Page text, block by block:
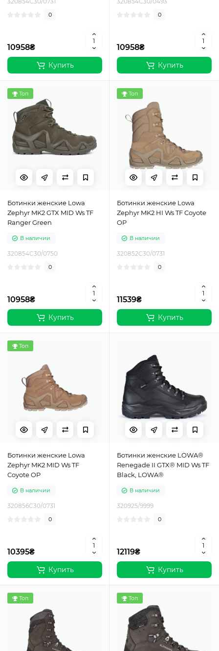
0
10958₴
Купить
0
10958₴
Купить
Топ
Ботинки женские Lowa
Zephyr MK2 GTX MID Ws TF
Ranger Green
В наличии
320854C30/0750
0
10958₴
Купить
Топ
Ботинки женские Lowa
Zephyr MK2 HI Ws TF Coyote
OP
В наличии
320852C30/0731
0
11539₴
Купить
Топ
Ботинки женские Lowa
Zephyr MK2 MID Ws TF
Coyote OP
В наличии
320856C30/0731
0
10395₴
Купить
Ботинки женские LOWA®
Renegade II GTX® MID Ws TF
Black, LOWA®
В наличии
320925/9999
0
12119₴
Купить
Топ Топ